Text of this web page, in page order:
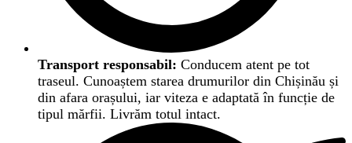
Transport responsabil: Conducem atent pe tot
traseul. Cunoaștem starea drumurilor din Chișinău și
din afara orașului, iar viteza e adaptată în funcție de
tipul mărfii. Livrăm totul intact.